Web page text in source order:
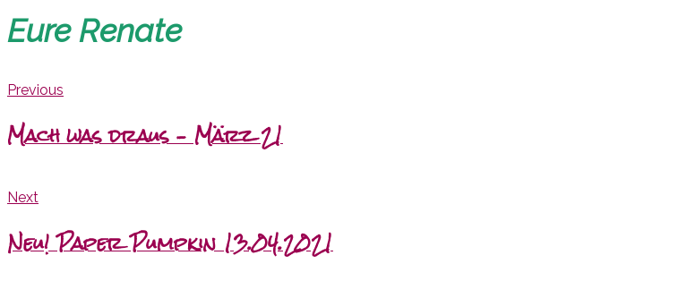
Eure Renate
Previous
Mach was draus – März 21
Next
Neu! Paper Pumpkin 13.04.2021